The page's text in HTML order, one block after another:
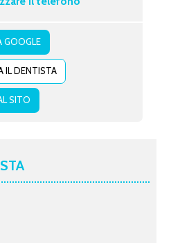
GOOGLE
IL DENTISTA
SITO